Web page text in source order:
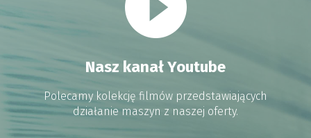
Nasz kanał Youtube
Polecamy kolekcję filmów przedstawiających
działanie maszyn z naszej oferty.